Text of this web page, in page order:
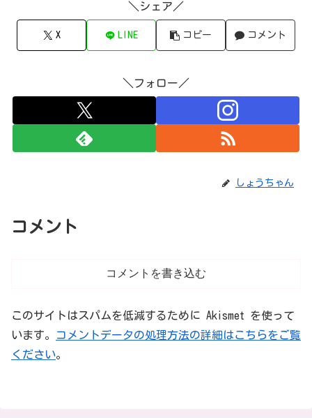
＼シェア／
X LINE コピー コメント
＼フォロー／
しょうちゃん
コメント
コメントを書き込む
このサイトはスパムを低減するために Akismet を使って
います。
コメントデータの処理方法の詳細はこちらをご覧
ください。